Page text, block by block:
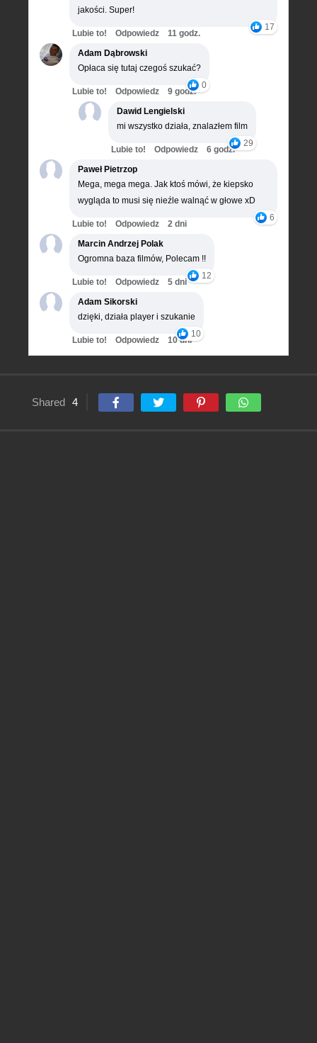
jakości. Super!
17
Lubie to! Odpowiedz
11 godz.
Adam Dąbrowski
Opłaca się tutaj czegoś szukać?
0
Lubie to! Odpowiedz
9 godz.
Dawid Lengielski
mi wszystko działa, znalazłem film
29
Lubie to! Odpowiedz
6 godz.
Paweł Pietrzop
Mega, mega mega. Jak ktoś mówi, że kiepsko
wygląda to musi się nieźle walnąć w głowe xD
6
Lubie to! Odpowiedz
2 dni
Marcin Andrzej Polak
Ogromna baza filmów, Polecam !!
12
Lubie to! Odpowiedz
5 dni
Adam Sikorski
dzięki, działa player i szukanie
10
Lubie to! Odpowiedz 10 dni
Shared 4